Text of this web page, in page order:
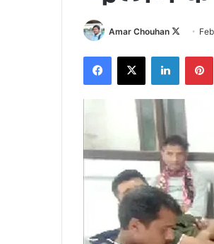
Amar Chouhan
Follow
Facebook
X LinkedIn